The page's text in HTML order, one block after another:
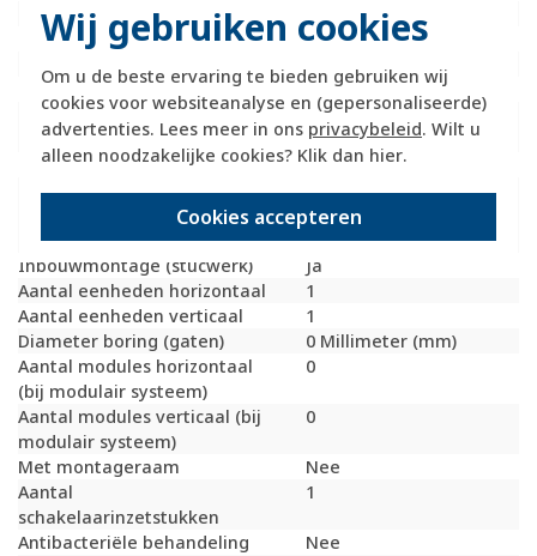
Wij gebruiken cookies
Om u de beste ervaring te bieden gebruiken wij
cookies voor websiteanalyse en (gepersonaliseerde)
advertenties. Lees meer in ons privacybeleid. Wilt u
alleen noodzakelijke cookies? Klik dan hier.
Cookies accepteren
Geschikt voor vloerpot
Transparant
Nee
Uitvoering oppervlakte
Geschikt voor wandgoot
Ja
Geschikt voor
inbouwinstallatie (stucwerk)
Ja
Bondige uitvoering
Nee
Geschikt voor
inbouwinstallatie (geen
stucwerk)
Ja
Inbouwmontage (stucwerk)
Ja
Aantal eenheden horizontaal
1
Aantal eenheden verticaal
1
Diameter boring (gaten)
0 Millimeter (mm)
Aantal modules horizontaal
(bij modulair systeem)
0
Aantal modules verticaal (bij
modulair systeem)
0
Met montageraam
Nee
Aantal
schakelaarinzetstukken
1
Antibacteriële behandeling Nee